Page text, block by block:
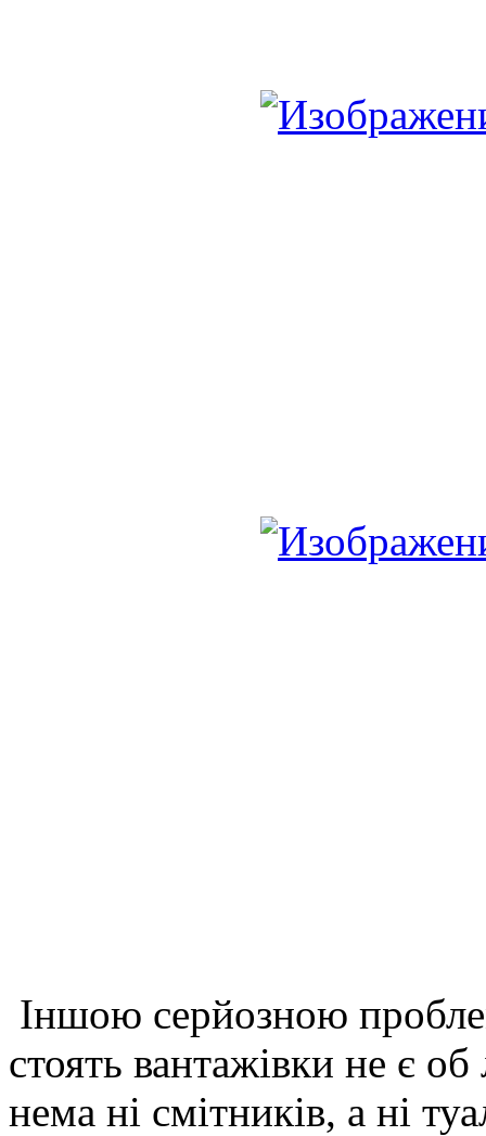
Іншою серйозною
стоять вантажівки не є
нема ні смітників, а ні